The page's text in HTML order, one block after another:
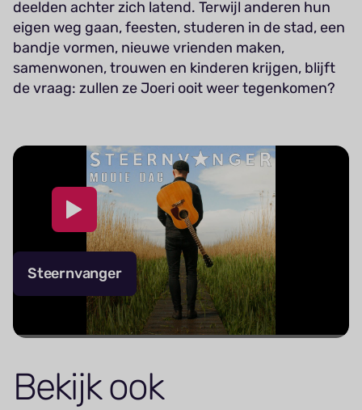
deelden achter zich latend. Terwijl anderen hun
eigen weg gaan, feesten, studeren in de stad, een
bandje vormen, nieuwe vrienden maken,
samenwonen, trouwen en kinderen krijgen, blijft
de vraag: zullen ze Joeri ooit weer tegenkomen?
Steernvanger
Bekijk ook